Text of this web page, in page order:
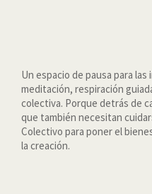
Un espacio de pausa para
meditación, respiración
colectiva. Porque detrás de
que también necesitan
Colectivo para poner el
la creación.